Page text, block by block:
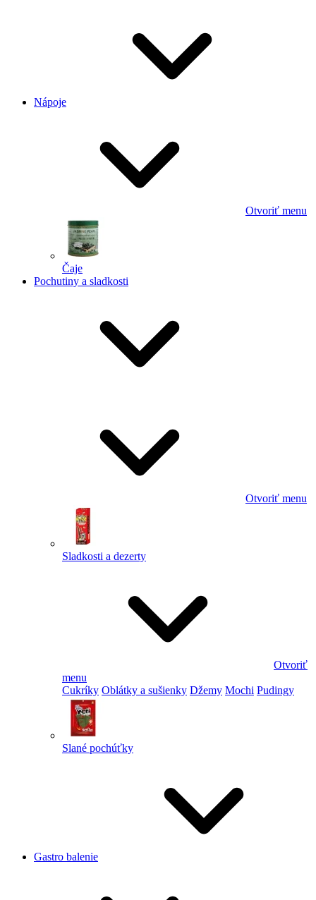
Nápoje
Otvoriť menu
Čaje
Pochutiny a sladkosti
Otvoriť menu
Sladkosti a dezerty
Otvoriť
menu
Cukríky Oblátky a sušienky Džemy Mochi Pudingy
Slané pochúťky
Gastro balenie